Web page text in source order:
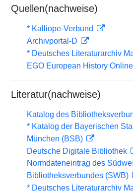
Quellen(nachweise)
* Kalliope-Verbund
Archivportal-D
* Deutsches Literaturarchiv
EGO European History Online
Literatur(nachweise)
Katalog des
* Katalog der Bayerischen
München (BSB)
Deutsche Digitale Bibliothek
Normdateneintrag des
Bibliotheksverbundes (SWB)
* Deutsches Literaturarchiv